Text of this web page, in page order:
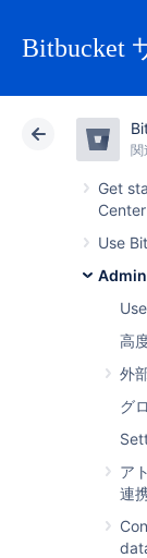
Bitbucket
関
Get
Center
Use
高
外
グ
ア
連
アトラシ
クラウド
ア
を
ェ
アプリケ
ン アプ
クト リ
ームに関
の